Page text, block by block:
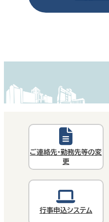
ご連絡先・勤務先等の変
更
行事申込システム